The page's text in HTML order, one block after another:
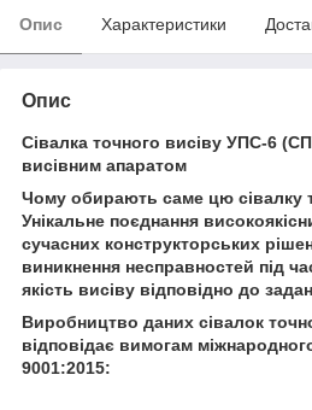
Опис Характеристики
Опис
Сівалка точного висіву УПС-6
висівним апаратом
Чому обирають саме цю сівалку
Унікальне поєднання
сучасних конструкторських
виникнення несправностей під
якість висіву відповідно до
Виробництво даних сівалок
відповідає вимогам
9001:2015: